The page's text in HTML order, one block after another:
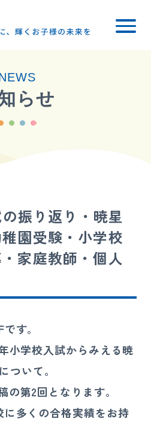
4900
21:00（日祝を除く）
い合わせ
らせ
振り返り・暁星
園受験・小学校
家庭教師・個人
す。
小学校入試からみえる暁
ついて。
の第2回となります。
多くの合格実績をお持